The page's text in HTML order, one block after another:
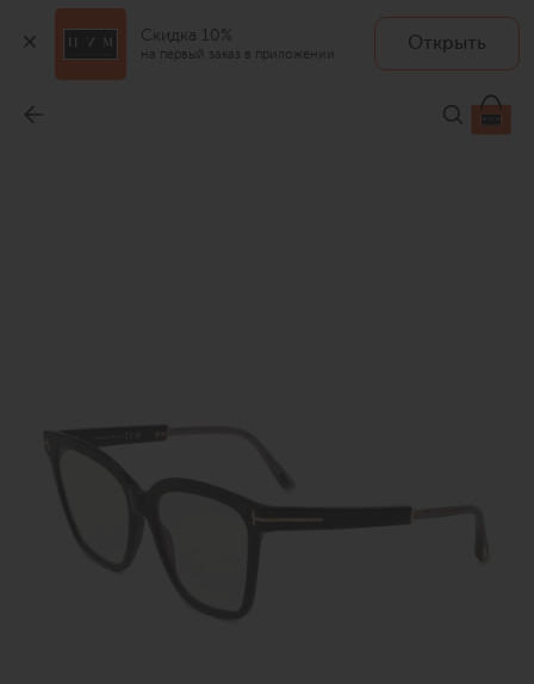
Скидка 10%
на первый заказ в приложении
Открыть